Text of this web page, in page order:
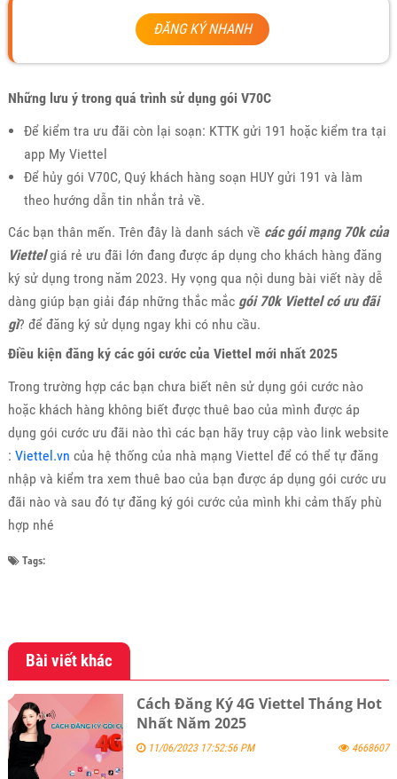
ĐĂNG KÝ NHANH
Những lưu ý trong quá trình sử dụng gói V70C
Để kiểm tra ưu đãi còn lại soạn: KTTK gửi 191 hoặc kiểm tra tại
app My Viettel
Để hủy gói V70C, Quý khách hàng soạn HUY gửi 191 và làm
theo hướng dẫn tin nhắn trả về.
Các bạn thân mến. Trên đây là danh sách về các gói mạng 70k của
Viettelgiá rẻ ưu đãi lớn đang được áp dụng cho khách hàng đăng
ký sử dụng trong năm 2023. Hy vọng qua nội dung bài viết này dễ
dàng giúp bạn giải đáp những thắc mắc gói 70k Viettel có ưu đãi
gì? để đăng ký sử dụng ngay khi có nhu cầu.
Điều kiện đăng ký các gói cước của Viettel mới nhất 2025
Trong trường hợp các bạn chưa biết nên sử dụng gói cước nào
hoặc khách hàng không biết được thuê bao của mình được áp
dụng gói cước ưu đãi nào thì các bạn hãy truy cập vào link website
: Viettel.vn của hệ thống của nhà mạng Viettel để có thể tự đăng
nhập và kiểm tra xem thuê bao của bạn được áp dụng gói cước ưu
đãi nào và sau đó tự đăng ký gói cước của mình khi cảm thấy phù
hợp nhé
Tags:
Bài viết khác
Cách Đăng Ký 4G Viettel Tháng Hot
Nhất Năm 2025
11/06/2023 17:52:56 PM 4668607